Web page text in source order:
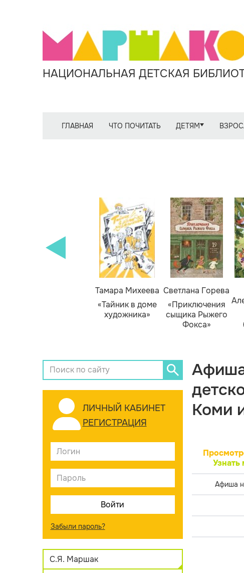
НАЦИОНАЛЬНАЯ ДЕТСКАЯ
ГЛАВНАЯ ЧТО ПОЧИТАТЬ ДЕТЯМ
Тамара Михеева
«Тайник в доме
художника»
Светлана Горева
«Приключения
сыщика Рыжего
Фокса»
ЛИЧНЫЙ КАБИНЕТ
РЕГИСТРАЦИЯ
Забыли пароль?
С.Я. Маршак
Коми
Узнать
Афиша